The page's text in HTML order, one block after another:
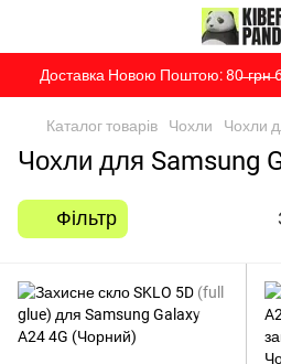
Доставка Новою Поштою: 80̶ ̶г̶р̶н̶
Каталог товарів Чохли Чохли
Чохли для Samsung
Фільтр